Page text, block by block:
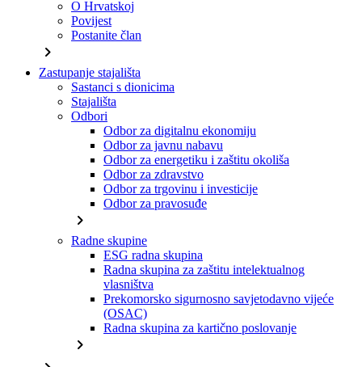
O Hrvatskoj
Povijest
Postanite član
chevron_right
Zastupanje stajališta
Sastanci s dionicima
Stajališta
Odbori
Odbor za digitalnu ekonomiju
Odbor za javnu nabavu
Odbor za energetiku i zaštitu okoliša
Odbor za zdravstvo
Odbor za trgovinu i investicije
Odbor za pravosuđe
chevron_right
Radne skupine
ESG radna skupina
Radna skupina za zaštitu intelektualnog
vlasništva
Prekomorsko sigurnosno savjetodavno vijeće
(OSAC)
Radna skupina za kartično poslovanje
chevron_right